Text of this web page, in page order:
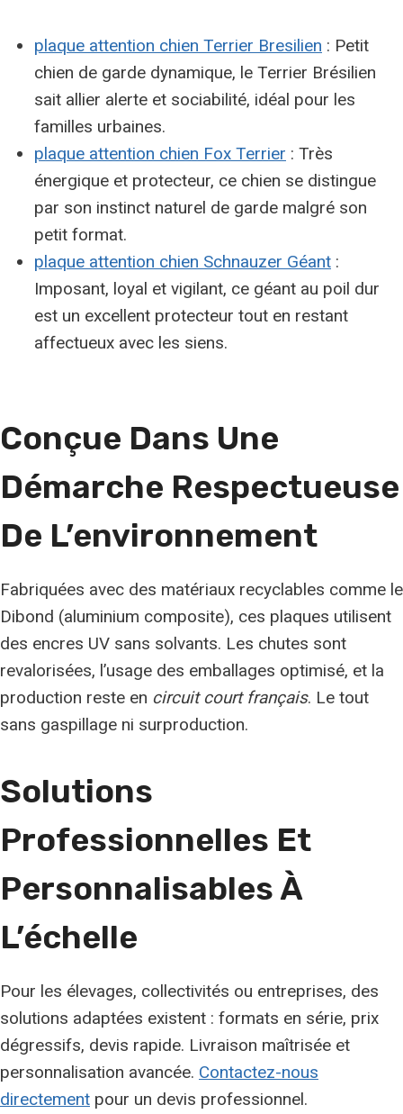
plaque attention chien Terrier Bresilien : Petit
chien de garde dynamique, le Terrier Brésilien
sait allier alerte et sociabilité, idéal pour les
familles urbaines.
plaque attention chien Fox Terrier : Très
énergique et protecteur, ce chien se distingue
par son instinct naturel de garde malgré son
petit format.
plaque attention chien Schnauzer Géant :
Imposant, loyal et vigilant, ce géant au poil dur
est un excellent protecteur tout en restant
affectueux avec les siens.
Conçue Dans Une
Démarche Respectueuse
De L’environnement
Fabriquées avec des matériaux recyclables comme le
Dibond (aluminium composite), ces plaques utilisent
des encres UV sans solvants. Les chutes sont
revalorisées, l’usage des emballages optimisé, et la
production reste en circuit court français. Le tout
sans gaspillage ni surproduction.
Solutions
Professionnelles Et
Personnalisables À
L’échelle
Pour les élevages, collectivités ou entreprises, des
solutions adaptées existent : formats en série, prix
dégressifs, devis rapide. Livraison maîtrisée et
personnalisation avancée. Contactez-nous
directement pour un devis professionnel.